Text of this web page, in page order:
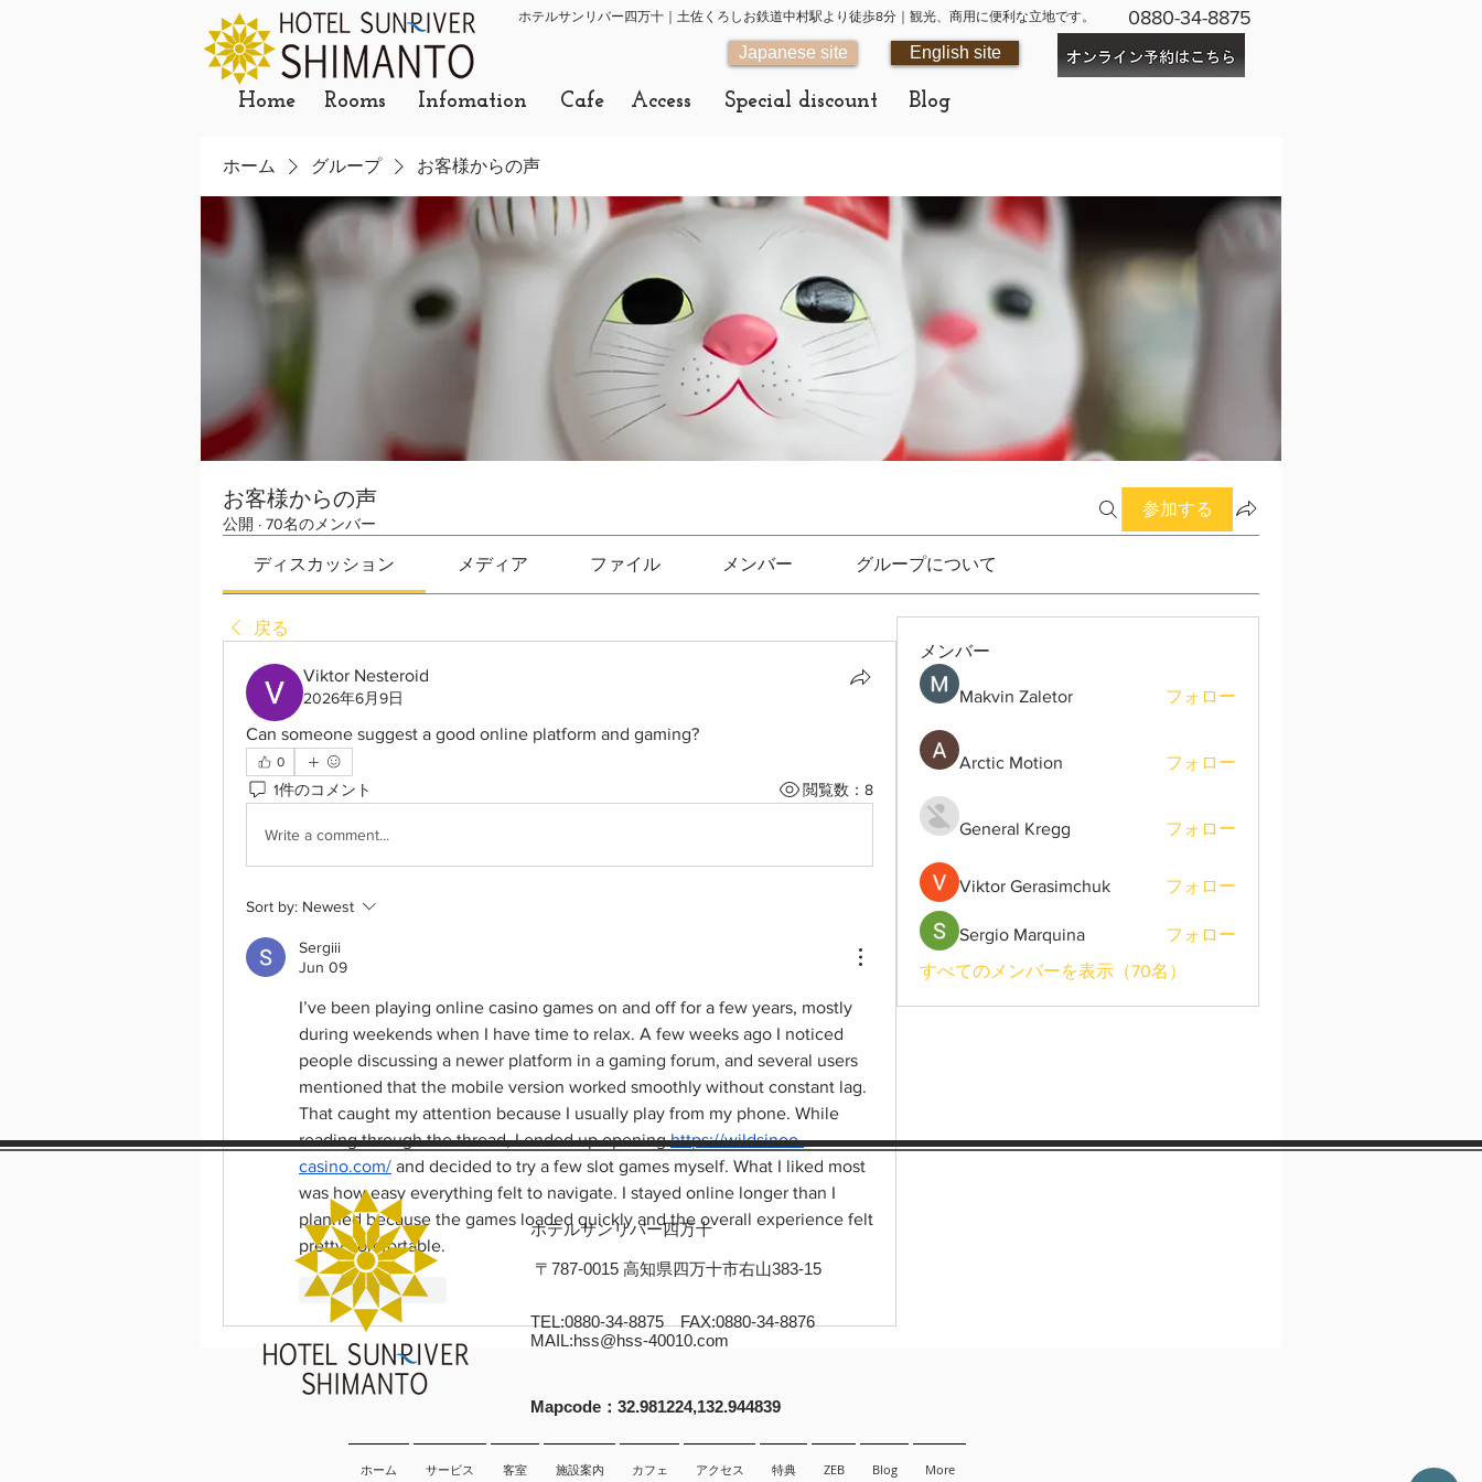
ホテルサンリバー四万十｜土佐くろしお鉄道中村駅より徒歩8分｜観光、商用に便利な立地です。 0880-34-8875
Japanese site English site
Home Rooms Infomation Cafe Access Special discount Blog
ホーム グループ お客様からの声
お客様からの声
公開 · 70名のメンバー
参加する
ディスカッション メディア ファイル メンバー グループについて
戻る
Viktor Nesteroid
2026年6月9日
Can someone suggest a good online platform and gaming?
0
1件のコメント 閲覧数：8
Write a comment...
Sort by: Newest
Sergiii
Jun 09
I’ve been playing online casino games on and off for a few years, mostly
during weekends when I have time to relax. A few weeks ago I noticed
people discussing a newer platform in a gaming forum, and several users
mentioned that the mobile version worked smoothly without constant lag.
That caught my attention because I usually play from my phone. While
reading through the thread, I ended up opening https://wildsinoo-
casino.com/ and decided to try a few slot games myself. What I liked most
was how easy everything felt to navigate. I stayed online longer than I
planned because the games loaded quickly and the overall experience felt
pretty comfortable.
Like Reply
メンバー
Makvin Zaletor フォロー
Arctic Motion フォロー
General Kregg フォロー
Viktor Gerasimchuk フォロー
Sergio Marquina
フォロー
すべてのメンバーを表示（70名）
ホテルサンリバー四万十
〒787-0015 高知県四万十市右山383-15
TEL:0880-34-8875 FAX:0880-34-8876
MAIL:hss@hss-40010.com
​Mapcode：32.981224,132.944839
ホーム サービス 客室 施設案内 カフェ アクセス 特典 ZEB Blog More